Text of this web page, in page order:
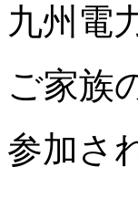
九州電
ご家族
参加さ